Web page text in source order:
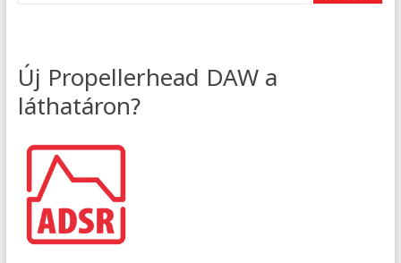
Új Propellerhead DAW a
láthatáron?